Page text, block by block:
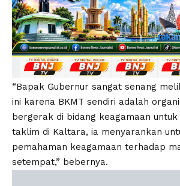
“Bapak Gubernur sangat senang
ini karena BKMT sendiri adalah
bergerak di bidang keagamaan untuk
taklim di Kaltara, ia menyarankan
pemahaman keagamaan terhadap
setempat,” bebernya.